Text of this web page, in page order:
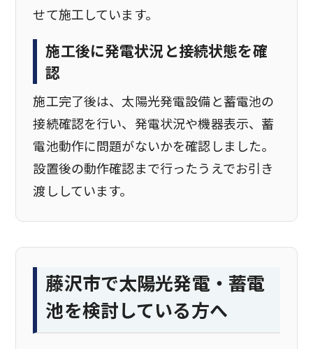
せて施工しています。
施工後に発電状況と接続状態を確
認
施工完了後は、太陽光発電設備と蓄電池の
接続確認を行い、発電状況や機器表示、蓄
電池動作に問題がないかを確認しました。
設置後の動作確認まで行ったうえでお引き
渡ししています。
藤沢市で太陽光発電・蓄電
池を検討している方へ